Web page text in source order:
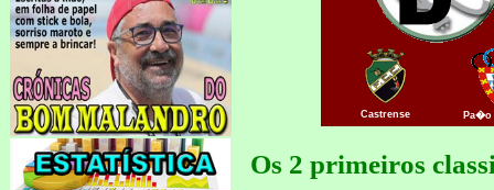
Castrense Pa�o
Os 2 primeiros